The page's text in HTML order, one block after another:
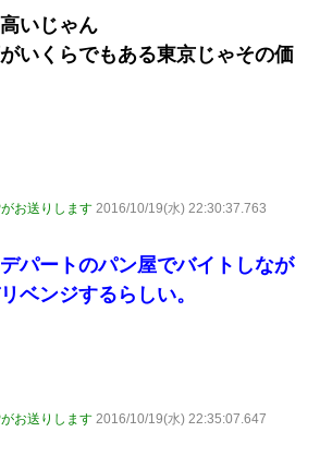
いじゃん
いくらでもある東京じゃその価
お送りします 2016/10/19(水) 22:30:37.763
パートのパン屋でバイトしなが
ベンジするらしい。
お送りします 2016/10/19(水) 22:35:07.647